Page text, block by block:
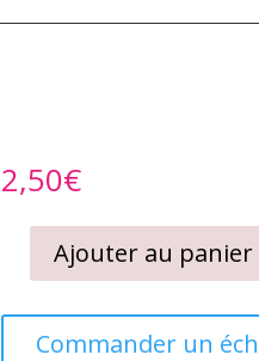
2,50€
quantité
Echantillon
Ajouter au panier
Commander un